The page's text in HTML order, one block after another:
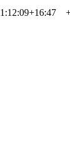
1:12:09+16:47